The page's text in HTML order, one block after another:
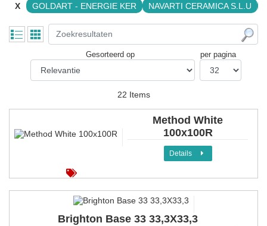
X GOLDART - ENERGIE KER NAVARTI CERAMICA S.L.U
Gesorteerd op per pagina
22 Items
Method White
100x100R
Details
Brighton Base 33 33,3X33,3